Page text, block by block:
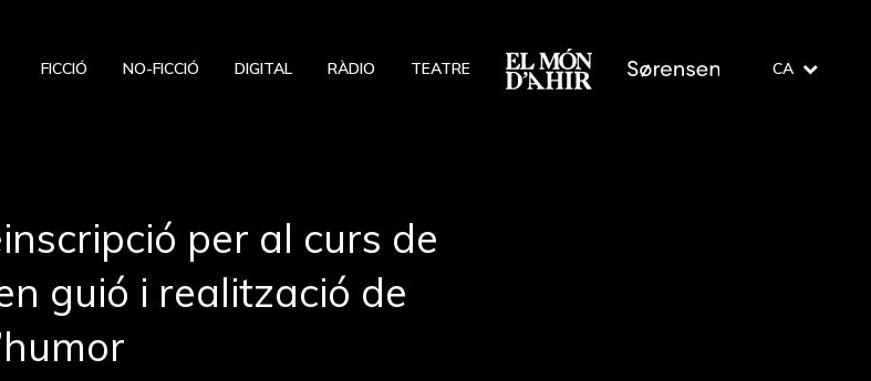
FICCIÓ NO-FICCIÓ DIGITAL RÀDIO TEATRE CA
per al curs de
guió i realització de